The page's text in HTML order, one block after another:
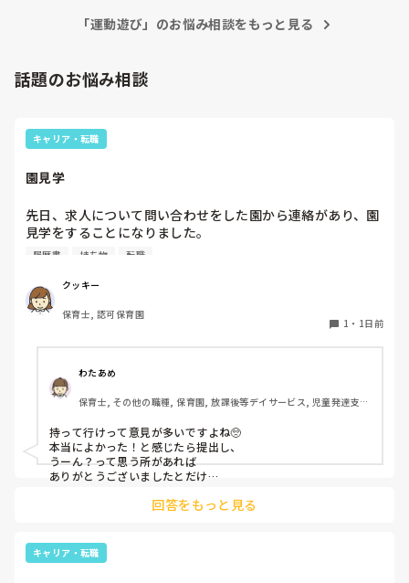
「運動遊び」のお悩み相談をもっと見る
話題のお悩み相談
キャリア・転職
園見学
先日、求人について問い合わせをした園から連絡があり、園
見学をすることになりました。
私としては求人に応募したという認識ですが、『園見学をご
問しましたが、見学なので特にありませんとのこと
このような場合は本当に見学だけで終了なのでしょうか？
でしょうか？
履歴書 持ち物 転職
クッキー
保育士, 認可保育園
1 ・ 1日前
わたあめ
保育士, その他の職種, 保育園, 放課後等デイサービス, 児童発達支援
持って行けって意見が多いですよね🥺
本当によかった！と感じたら提出し、
うーん？って思う所があれば
ありがとうございましたとだけ
回答をもっと見る
キャリア・転職